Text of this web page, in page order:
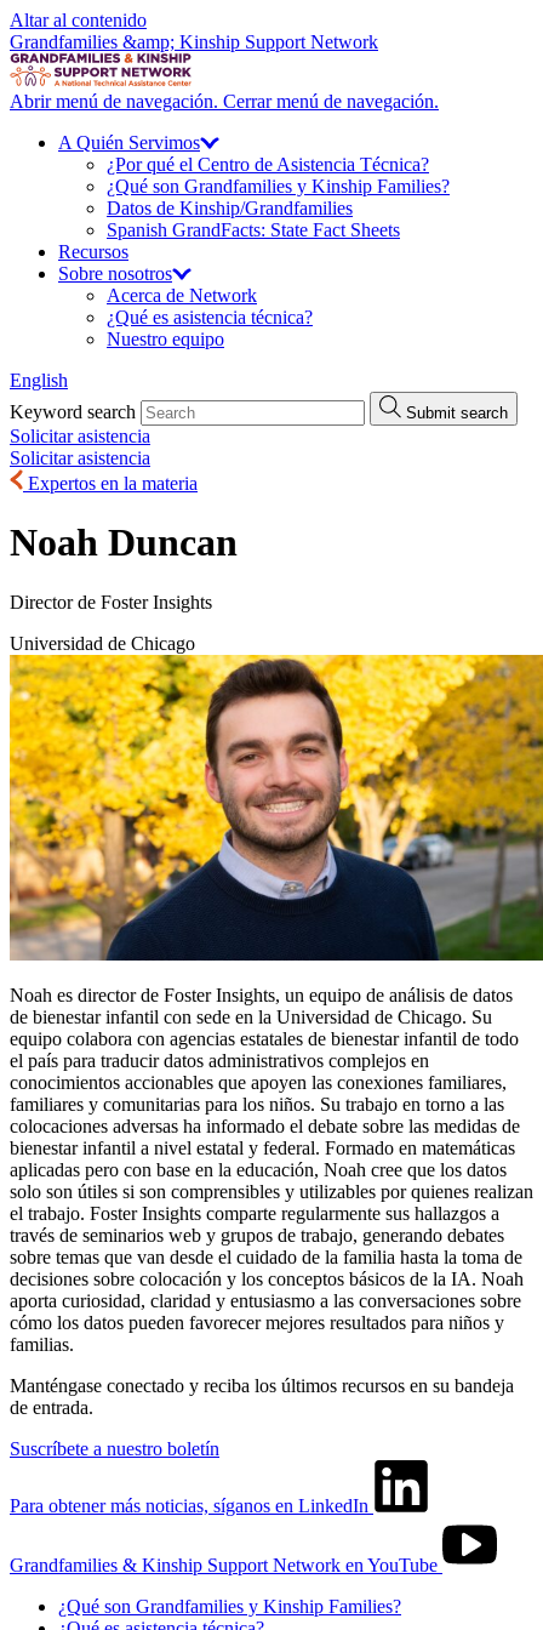
Altar al contenido
Grandfamilies &amp; Kinship Support Network
Abrir menú de navegación. Cerrar menú de navegación.
A Quién Servimos
¿Por qué el Centro de Asistencia Técnica?
¿Qué son Grandfamilies y Kinship Families?
Datos de Kinship/Grandfamilies
Spanish GrandFacts: State Fact Sheets
Recursos
Sobre nosotros
Acerca de Network
¿Qué es asistencia técnica?
Nuestro equipo
English
Keyword search
Submit search
Solicitar asistencia
Solicitar asistencia
Expertos en la materia
Noah Duncan
Director de Foster Insights
Universidad de Chicago
Noah es director de Foster Insights, un equipo de análisis de datos
de bienestar infantil con sede en la Universidad de Chicago. Su
equipo colabora con agencias estatales de bienestar infantil de todo
el país para traducir datos administrativos complejos en
conocimientos accionables que apoyen las conexiones familiares,
familiares y comunitarias para los niños. Su trabajo en torno a las
colocaciones adversas ha informado el debate sobre las medidas de
bienestar infantil a nivel estatal y federal. Formado en matemáticas
aplicadas pero con base en la educación, Noah cree que los datos
solo son útiles si son comprensibles y utilizables por quienes realizan
el trabajo. Foster Insights comparte regularmente sus hallazgos a
través de seminarios web y grupos de trabajo, generando debates
sobre temas que van desde el cuidado de la familia hasta la toma de
decisiones sobre colocación y los conceptos básicos de la IA. Noah
aporta curiosidad, claridad y entusiasmo a las conversaciones sobre
cómo los datos pueden favorecer mejores resultados para niños y
familias.
Manténgase conectado y reciba los últimos recursos en su bandeja
de entrada.
Suscríbete a nuestro boletín
Para obtener más noticias, síganos en LinkedIn
Grandfamilies & Kinship Support Network en YouTube
¿Qué son Grandfamilies y Kinship Families?